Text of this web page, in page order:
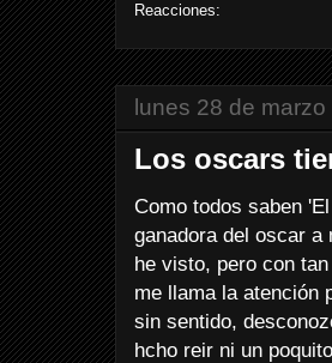
Reacciones:
lunes 28 de marzo
Los oscars
Como todos saben
ganadora del oscar a
he visto, pero con
me llama la atención
sin sentido,
hcho reir ni un